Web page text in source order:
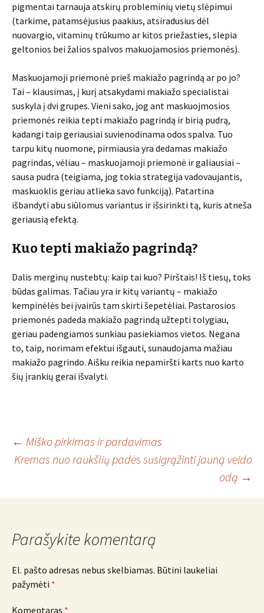
pigmentai tarnauja atskirų probleminių vietų slėpimui
(tarkime, patamsėjusius paakius, atsiradusius dėl
nuovargio, vitaminų trūkumo ar kitos priežasties, slepia
geltonios bei žalios spalvos makuojamosios priemonės).
Maskuojamoji priemonė prieš makiažo pagrindą ar po jo?
Tai – klausimas, į kurį atsakydami makiažo specialistai
suskyla į dvi grupes. Vieni sako, jog ant maskuojmosios
priemonės reikia tepti makiažo pagrindą ir birią pudrą,
kadangi taip geriausiai suvienodinama odos spalva. Tuo
tarpu kitų nuomone, pirmiausia yra dedamas makiažo
pagrindas, vėliau – maskuojamoji priemonė ir galiausiai –
sausa pudra (teigiama, jog tokia strategija vadovaujantis,
maskuoklis geriau atlieka savo funkciją). Patartina
išbandyti abu siūlomus variantus ir išsirinkti tą, kuris atneša
geriausią efektą.
Kuo tepti makiažo pagrindą?
Dalis merginų nustebtų: kaip tai kuo? Pirštais! Iš tiesų, toks
būdas galimas. Tačiau yra ir kitų variantų – makiažo
kempinėlės bei įvairūs tam skirti šepetėliai. Pastarosios
priemonės padeda makiažo pagrindą užtepti tolygiau,
geriau padengiamos sunkiau pasiekiamos vietos. Negana
to, taip, norimam efektui išgauti, sunaudojama mažiau
makiažo pagrindo. Aišku reikia nepamiršti karts nuo karto
šių įrankių gerai išvalyti.
Įrašo
← Miško pirkimas ir pardavimas
Kremas nuo raukšlių padės susigrąžinti jauną veido
odą →
Parašykite komentarą
El. pašto adresas nebus skelbiamas. Būtini laukeliai
pažymėti *
Komentaras *